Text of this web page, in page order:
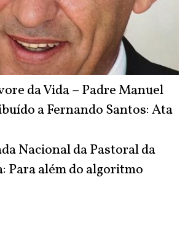
da Vida – Padre Manuel
a Fernando Santos: Ata
Nacional da Pastoral da
Para além do algoritmo